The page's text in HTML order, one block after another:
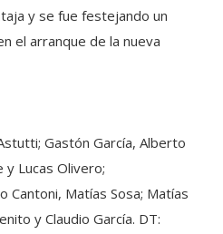
y se fue festejando un
el arranque de la nueva
Gastón García, Alberto
y Lucas Olivero;
Cantoni, Matías Sosa; Matías
y Claudio García. DT: